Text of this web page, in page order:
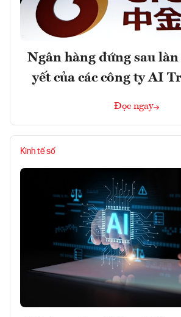
Ngân hàng đứng sau
yết của các công ty AI
Đọc ngay
Kinh tế số